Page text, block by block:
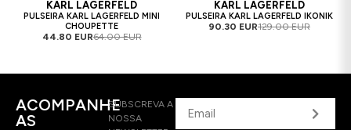
KARL LAGERFELD
PULSEIRA KARL LAGERFELD MINI
CHOUPETTE
44.80 EUR64.00 EUR
KARL LAGERFELD
PULSEIRA KARL LAGERFELD IKONIK
90.30 EUR129.00 EUR
ACOMPANHE
AS
SUBSCREVA A
NOSSA